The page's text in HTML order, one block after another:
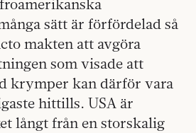
sätt är förfördelad så
makten att avgöra
som visade att
krymper kan därför vara
hittills. USA är
långt från en storskalig